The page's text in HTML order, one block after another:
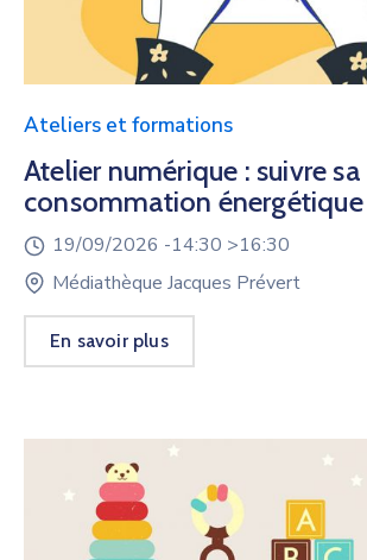
Ateliers et formations
Atelier numérique : suivre sa
consommation énergétique
19/09/2026 -14:30 >16:30
Médiathèque Jacques Prévert
En savoir plus